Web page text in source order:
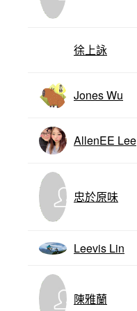
徐上詠
Jones Wu
AllenEE Lee
忠於原味
Leevis Lin
陳雅蘭